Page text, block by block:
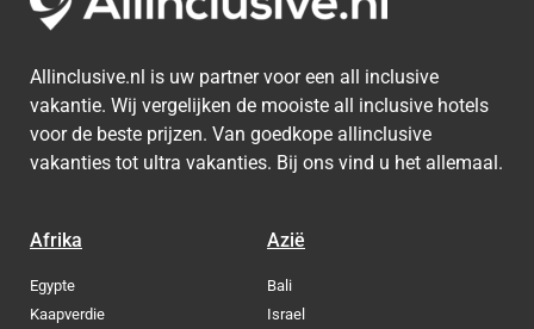
Allinclusive.nl is uw partner voor een all inclusive
vakantie. Wij vergelijken de mooiste all inclusive hotels
voor de beste prijzen. Van goedkope allinclusive
vakanties tot ultra vakanties. Bij ons vind u het allemaal.
Afrika
Egypte
Kaapverdie
Azië
Bali
Israel